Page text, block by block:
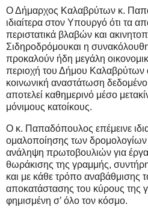
Ο Δήμαρχος Καλαβρύτων κ.
ιδιαίτερα στον Υπουργό ότι τα
περιστατικά βλαβών και
Σιδηροδρόμουκαι η
προκαλούν ήδη μεγάλη
περιοχή του Δήμου Καλαβρύτων
κοινωνική αναστάτωση
αποτελεί καθημερινό μέσο
μόνιμους κατοίκους.
Ο κ. Παπαδόπουλος επέμεινε
ομαλοποίησης των
ανάληψη πρωτοβουλιών για
θωράκισης της γραμμής,
και με κάθε τρόπο αναβάθμισης
αποκατάστασης του κύρους της
φημισμένη σ’ όλο τον κόσμο.